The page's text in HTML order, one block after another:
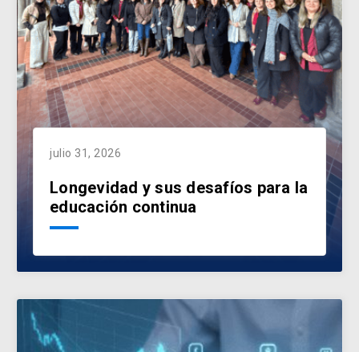
julio 31, 2026
Longevidad y sus desafíos para la
educación continua